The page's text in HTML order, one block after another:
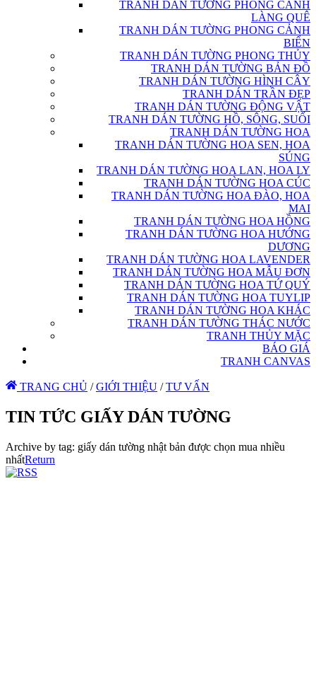
TRANH DÁN TƯỜNG PHONG CẢNH
LÀNG QUÊ
TRANH DÁN TƯỜNG PHONG CẢNH
BIỂN
TRANH DÁN TƯỜNG PHONG THỦY
TRANH DÁN TƯỜNG BẢN ĐỒ
TRANH DÁN TƯỜNG HÌNH CÂY
TRANH DÁN TRẦN ĐẸP
TRANH DÁN TƯỜNG ĐỘNG VẬT
TRANH DÁN TƯỜNG HỒ, SÔNG, SUỐI
TRANH DÁN TƯỜNG HOA
TRANH DÁN TƯỜNG HOA SEN, HOA
SÚNG
TRANH DÁN TƯỜNG HOA LAN, HOA LY
TRANH DÁN TƯỜNG HOA CÚC
TRANH DÁN TƯỜNG HOA ĐÀO, HOA
MAI
TRANH DÁN TƯỜNG HOA HỒNG
TRANH DÁN TƯỜNG HOA HƯỚNG
DƯƠNG
TRANH DÁN TƯỜNG HOA LAVENDER
TRANH DÁN TƯỜNG HOA MẪU ĐƠN
TRANH DÁN TƯỜNG HOA TỨ QUÝ
TRANH DÁN TƯỜNG HOA TUYLIP
TRANH DÁN TƯỜNG HOA KHÁC
TRANH DÁN TƯỜNG THÁC NƯỚC
TRANH THỦY MẶC
BÁO GIÁ
TRANH CANVAS
TRANG CHỦ / GIỚI THIỆU / TƯ VẤN
TIN TỨC GIẤY DÁN TƯỜNG
Archive by tag: giấy dán tường nhật bản được chọn mua nhiều
nhấtReturn